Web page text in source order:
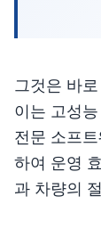
그것은 바로
이는 고성
전문 소프
하여 운영
과 차량의